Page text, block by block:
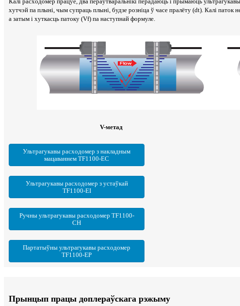
хутчэй па плыні, чым супраць плыні, будзе розніца ў часе пралёту (dt). Калі
а затым і хуткасць патоку (Vf) па наступнай формуле.
V-метад
Ультрагукавы расходомер з накладным
мацаваннем TF1100-EC
Ультрагукавы расходомер з устаўкай
TF1100-EI
Ручны ультрагукавы расходомер TF1100-
CH
Партатыўны ультрагукавы расходомер
TF1100-EP
Прынцып працы доплераўскага рэжыму